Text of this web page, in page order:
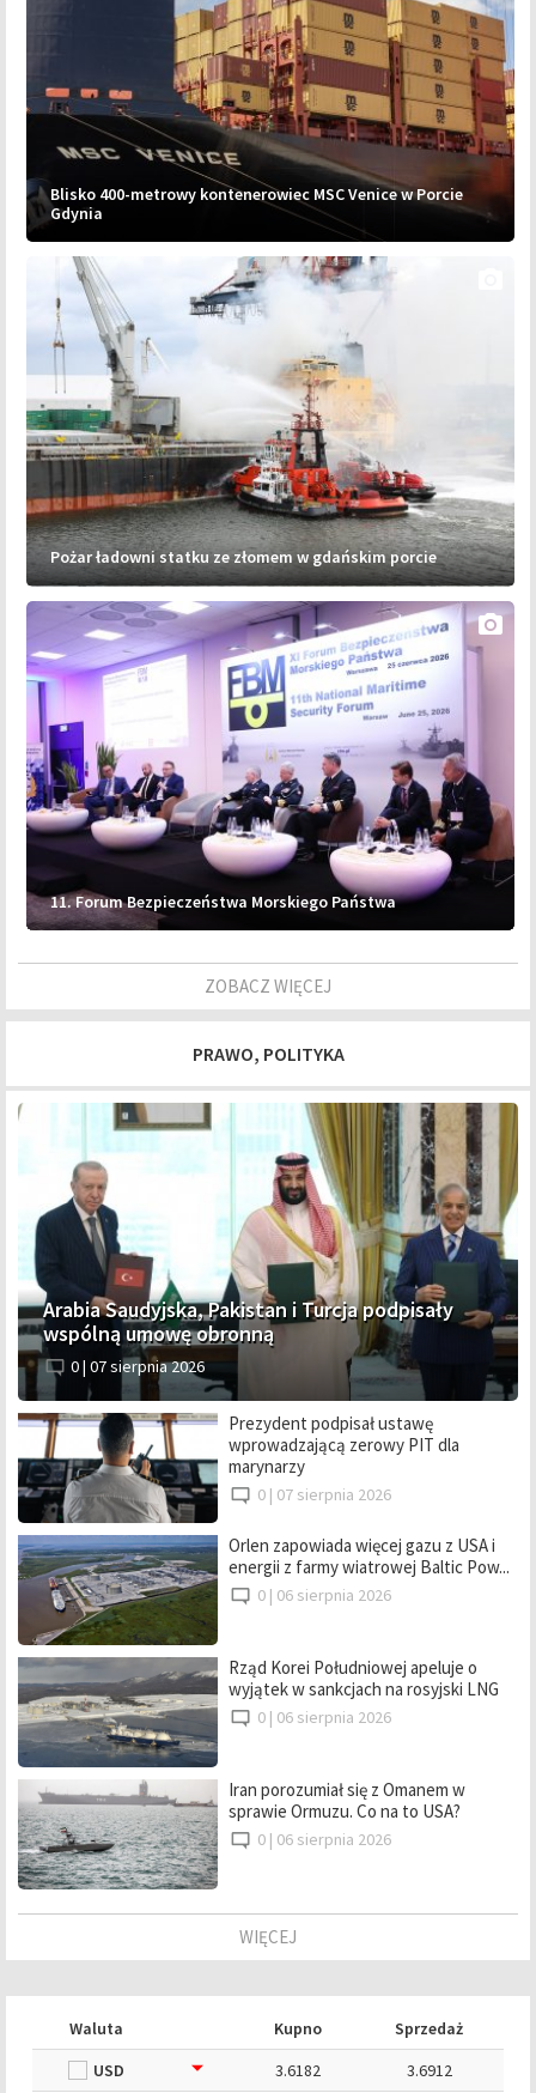
Blisko 400-metrowy kontenerowiec MSC Venice w Porcie
Gdynia
Pożar ładowni statku ze złomem w gdańskim porcie
photo_camera
11. Forum Bezpieczeństwa Morskiego Państwa
ZOBACZ WIĘCEJ
PRAWO, POLITYKA
Arabia Saudyjska, Pakistan i Turcja podpisały
wspólną umowę obronną
0 | 07 sierpnia 2026
Prezydent podpisał ustawę
wprowadzającą zerowy PIT dla
marynarzy
0 | 07 sierpnia 2026
Orlen zapowiada więcej gazu z USA i
energii z farmy wiatrowej Baltic Pow...
0 | 06 sierpnia 2026
Rząd Korei Południowej apeluje o
wyjątek w sankcjach na rosyjski LNG
0 | 06 sierpnia 2026
Iran porozumiał się z Omanem w
sprawie Ormuzu. Co na to USA?
0 | 06 sierpnia 2026
WIĘCEJ
Waluta Kupno
Sprzedaż
USD
3.6182
3.6912